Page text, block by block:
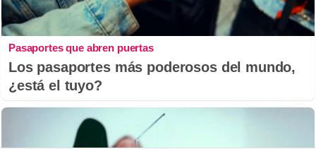
Pasaportes que abren puertas
Los pasaportes más poderosos del mundo,
¿está el tuyo?